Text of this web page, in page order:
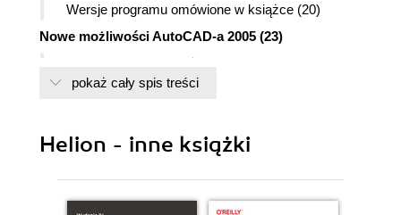
Wersje programu omówione w książce (20)
Nowe możliwości AutoCAD-a 2005 (23)
Przegląd nowych możliwości w porównaniu z
wersją 2004 (23)
Wprowadzenie (29)
Uruchamianie AutoCAD-a (29)
Ekran AutoCAD-a (29)
pokaż cały spis treści
Helion - inne książki